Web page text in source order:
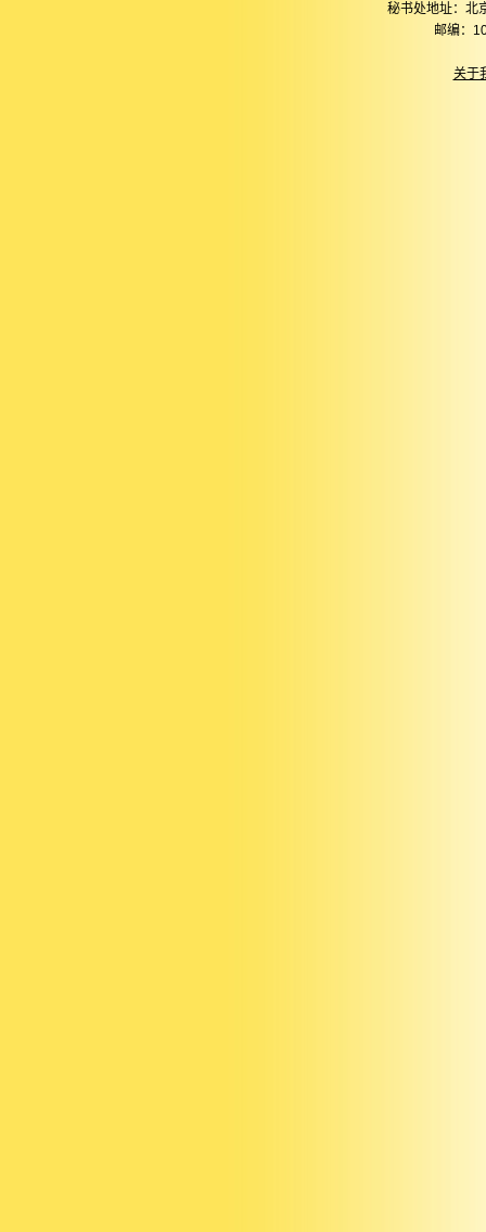
秘书处地址：北
邮编：
关于